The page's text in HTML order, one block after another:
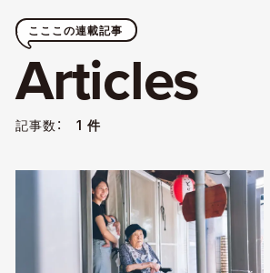
こここの連載記事
Articles
記事数： 1 件